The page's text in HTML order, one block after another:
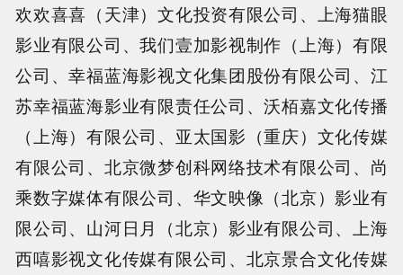
欢欢喜喜（天津）文化投资有限公司、上海猫眼
影业有限公司、我们壹加影视制作（上海）有限
公司、幸福蓝海影视文化集团股份有限公司、江
苏幸福蓝海影业有限责任公司、沃栢嘉文化传播
（上海）有限公司、亚太国影（重庆）文化传媒
有限公司、北京微梦创科网络技术有限公司、尚
乘数字媒体有限公司、华文映像（北京）影业有
限公司、山河日月（北京）影业有限公司、上海
西嘻影视文化传媒有限公司、北京景合文化传媒